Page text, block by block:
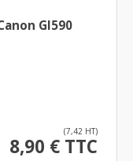
GI590
(7,42 HT)
8,90 € TTC